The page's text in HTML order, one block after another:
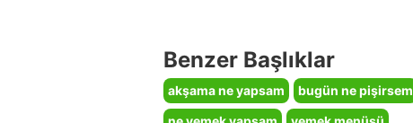
Benzer Başlıklar
akşama ne yapsam bugün ne pişirsem